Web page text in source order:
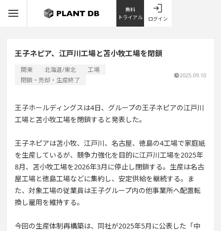
無料
トライアル
ログイン
王子ネピア、江戸川工場と苫小牧工場を閉鎖
関東 北海道/東北
工場
閉鎖・売却・生産終了
2025.09.10
王子ホールディングスは4日、グループの王子ネピアの江戸川
工場と苫小牧工場を閉鎖すると発表した。
王子ネピアは苫小牧、江戸川、名古屋、徳島の4工場で家庭紙
を生産しているが、競争力強化を目的に江戸川工場を2025年
8月、苫小牧工場を2026年3月に停止し閉鎖する。生産は名古
屋工場と徳島工場などに集約し、安定供給を継続する。ま
た、対象工場の従業員は王子グループ内の他事業所へ配置転
換し雇用を維持する。
今回の生産体制再構築は、同社が2025年5月に公表した「中